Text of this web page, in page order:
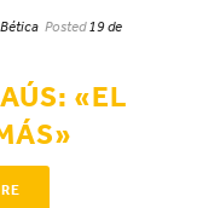
Posted 19 de
«EL